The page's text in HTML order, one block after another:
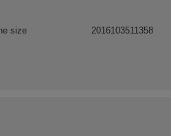
size 2016103511358